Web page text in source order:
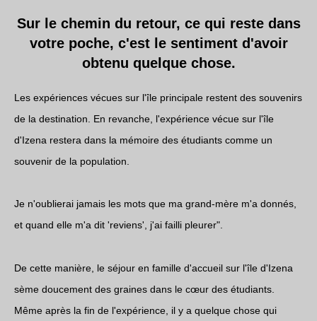
Sur le chemin du retour, ce qui reste dans
votre poche, c'est le sentiment d'avoir
obtenu quelque chose.
Les expériences vécues sur l'île principale restent des souvenirs
de la destination. En revanche, l'expérience vécue sur l'île
d'Izena restera dans la mémoire des étudiants comme un
souvenir de la population.
Je n'oublierai jamais les mots que ma grand-mère m'a donnés,
et quand elle m'a dit 'reviens', j'ai failli pleurer".
De cette manière, le séjour en famille d'accueil sur l'île d'Izena
sème doucement des graines dans le cœur des étudiants.
Même après la fin de l'expérience, il y a quelque chose qui